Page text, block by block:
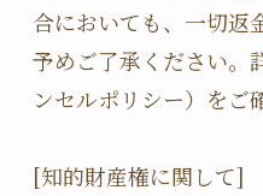
合においても、一切返
予めご了承ください。
ンセルポリシー）をご
[知的財産権に関して]